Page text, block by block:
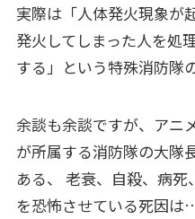
実際は「人体発火現象が
発火してしまった人を処
する」という特殊消防隊
余談も余談ですが、アニ
が所属する消防隊の大隊
ある、 老衰、自殺、病
を恐怖させている死因は